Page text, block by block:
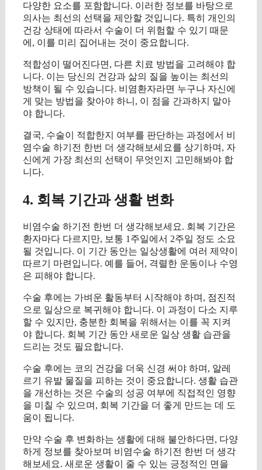
다양한 요소를 포함합니다. 이러한 정보를 바탕으로
의사는 최선의 선택을 제안할 것입니다. 특히 개인의
건강 상태에 따라서 수술이 더 위험할 수 있기 때문
에, 이를 미리 집어내는 것이 중요합니다.
적합성이 떨어진다면, 다른 치료 방법을 고려해야 합
니다. 이는 당신의 건강과 삶의 질을 높이는 최선의
방책이 될 수 있습니다. 비염환자라면 누구나 자신에
게 맞는 방법을 찾아야 하니, 이 점을 간과하지 말아
야 합니다.
결국, 수술이 적합한지 여부를 판단하는 과정에서 비
염수술 하기전 한번 더 생각해보세요를 상기하며, 자
신에게 가장 최선의 선택이 무엇인지 고민해봐야 합
니다.
4. 회복 기간과 생활 변화
비염수술 하기전 한번 더 생각해보세요. 회복 기간은
환자마다 다르지만, 보통 1주일에서 2주일 정도 소요
될 것입니다. 이 기간 동안는 일상생활에 여러 제약이
따르기 마련입니다. 예를 들어, 격렬한 운동이나 수영
은 피해야 합니다.
수술 후에는 가벼운 활동부터 시작해야 하며, 점진적
으로 일상으로 복귀해야 합니다. 이 과정이 다소 지루
할 수 있지만, 충분한 회복을 위해서는 이를 꼭 지켜
야 합니다. 회복 기간 동안 새로운 일상 생활 습관을
드리는 것도 필요합니다.
수술 후에는 코의 건강을 더욱 신경 써야 하며, 알레
르기 유발 물질을 피하는 것이 중요합니다. 생활 습관
을 개선하는 것은 수술의 성공 여부에 직접적인 영향
을 미칠 수 있으며, 회복 기간을 더 좋게 만드는 데 도
움이 됩니다.
만약 수술 후 변화하는 생활에 대해 불안하다면, 다양
하게 정보를 찾아보며 비염수술 하기전 한번 더 생각
해보세요. 새로운 생활이 줄 수 있는 긍정적인 면을